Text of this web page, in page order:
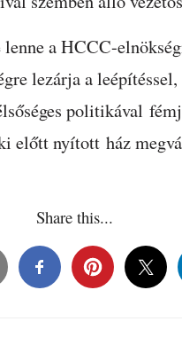
a HCCC-
lezárja a
politikával
előtt nyított ház
Share this...